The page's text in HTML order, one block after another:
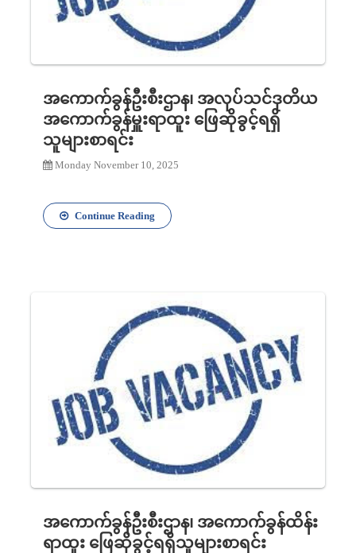
အကောက်ခွန်ဦးစီးဌာန၊ အလုပ်သင်ဒုတိယ
အကောက်ခွန်မှူးရာထူး ဖြေဆိုခွင့်ရရှိ
သူများစာရင်း
Monday November 10, 2025
Continue Reading
အကောက်ခွန်ဦးစီးဌာန၊ အကောက်ခွန်ထိန်း
ရာထူး ဖြေဆိုခွင့်ရရှိသူများစာရင်း